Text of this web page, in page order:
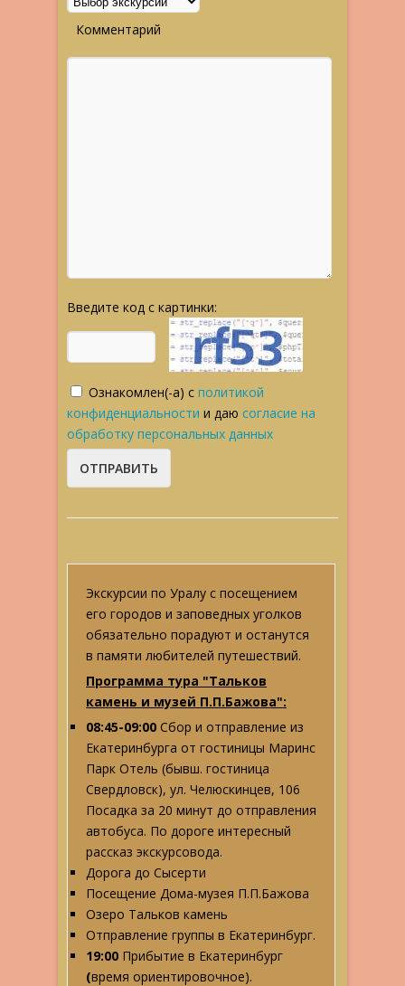
Комментарий
Введите код с картинки:
Ознакомлен(-а) с политикой
конфиденциальности и даю согласие на
обработку персональных данных
Экскурсии по Уралу с посещением
его городов и заповедных уголков
обязательно порадуют и останутся
в памяти любителей путешествий.
Программа тура "Тальков
камень и музей П.П.Бажова":
08:45-09:00 Сбор и отправление из
Екатеринбурга от гостиницы Маринс
Парк Отель (бывш. гостиница
Свердловск), ул. Челюскинцев, 106
Посадка за 20 минут до отправления
автобуса. По дороге интересный
рассказ экскурсовода.
Дорога до Сысерти
Посещение Дома-музея П.П.Бажова
Озеро Тальков камень
Отправление группы в Екатеринбург.
19:00 Прибытие в Екатеринбург
(время ориентировочное).